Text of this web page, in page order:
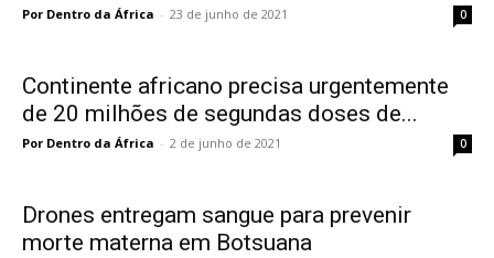
Por Dentro da África - 23 de junho de 2021 0
Continente africano precisa urgentemente
de 20 milhões de segundas doses de...
Por Dentro da África - 2 de junho de 2021 0
Drones entregam sangue para prevenir
morte materna em Botsuana